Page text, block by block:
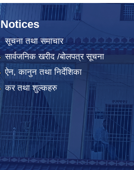
Notices
सूचना तथा समाचार
सार्वजनिक खरीद /बोलपत्र सूचना
ऐन, कानुन तथा निर्देशिका
कर तथा शुल्कहरु